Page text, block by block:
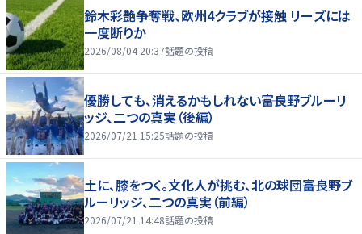
鈴木彩艶争奪戦、欧州4クラブが接触 リーズには
一度断りか
2026/08/04 20:37話題の投稿
優勝しても、消えるかもしれない――富良野ブルーリ
ッジ、二つの真実（後編）
2026/07/21 15:25話題の投稿
土に、膝をつく。文化人が挑む、北の球団――富良野ブ
ルーリッジ、二つの真実（前編）
2026/07/21 14:48話題の投稿